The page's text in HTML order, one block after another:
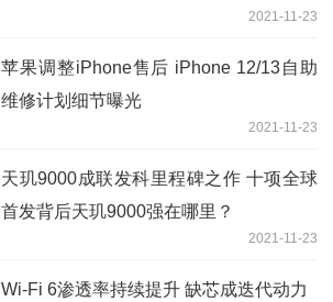
2021-11-23
苹果调整iPhone售后 iPhone 12/13自助
维修计划细节曝光
2021-11-23
天玑9000成联发科里程碑之作 十项全球
首发背后天玑9000强在哪里？
2021-11-23
Wi-Fi 6渗透率持续提升 缺芯成迭代动力